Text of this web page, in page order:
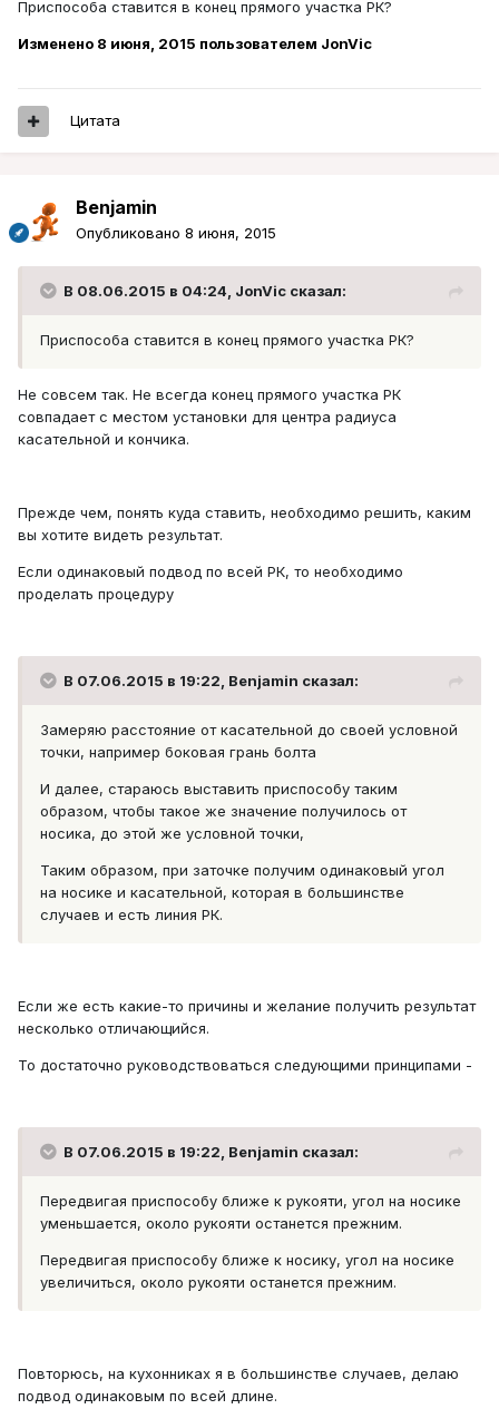
Приспособа ставится в конец прямого участка РК?
Изменено 8 июня, 2015 пользователем JonVic
Цитата
Benjamin
Опубликовано 8 июня, 2015
В 08.06.2015 в 04:24, JonVic сказал:
Приспособа ставится в конец прямого участка РК?
Не совсем так. Не всегда конец прямого участка РК
совпадает с местом установки для центра радиуса
касательной и кончика.
Прежде чем, понять куда ставить, необходимо решить, каким
вы хотите видеть результат.
Если одинаковый подвод по всей РК, то необходимо
проделать процедуру
В 07.06.2015 в 19:22, Benjamin сказал:
Замеряю расстояние от касательной до своей условной
точки, например боковая грань болта
И далее, стараюсь выставить приспособу таким
образом, чтобы такое же значение получилось от
носика, до этой же условной точки,
Таким образом, при заточке получим одинаковый угол
на носике и касательной, которая в большинстве
случаев и есть линия РК.
Если же есть какие-то причины и желание получить результат
несколько отличающийся.
То достаточно руководствоваться следующими принципами -
В 07.06.2015 в 19:22, Benjamin сказал:
Передвигая приспособу ближе к рукояти, угол на носике
уменьшается, около рукояти останется прежним.
Передвигая приспособу ближе к носику, угол на носике
увеличиться, около рукояти останется прежним.
Повторюсь, на кухонниках я в большинстве случаев, делаю
подвод одинаковым по всей длине.